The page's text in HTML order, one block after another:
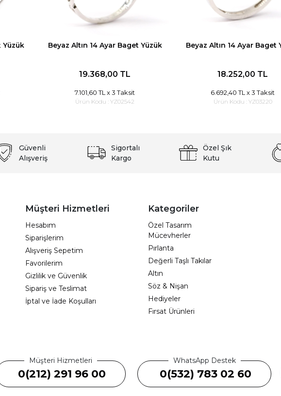
Yüzük Beyaz Altın 14 Ayar Baget Yüzük
19.368,00 TL
7.101,60 TL x 3 Taksit
Ürün Kodu : YZ02542
Beyaz Altın 14 Ayar Baget
18.252,00 TL
6.692,40 TL x 3 Taksit
Ürün Kodu : YZ03220
Güvenli
Alışveriş
Sigortalı
Kargo
Özel Şık
Kutu
Müşteri Hizmetleri
Hesabım
Siparişlerim
Alışveriş Sepetim
Favorilerim
Gizlilik ve Güvenlik
Sipariş ve Teslimat
İptal ve İade Koşulları
Kategoriler
Özel Tasarım
Mücevherler
Pırlanta
Değerli Taşlı Takılar
Altın
Söz & Nişan
Hediyeler
Fırsat Ürünleri
Müşteri Hizmetleri
0(212) 291 96 00
WhatsApp Destek
0(532) 783 02 60